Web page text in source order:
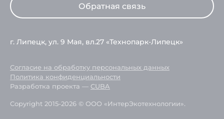
Обратная связь
г. Липецк, ул. 9 Мая, вл.27 «Технопарк-Липецк»
Согласие на обработку персональных данных
Политика конфиденциальности
Разработка проекта — CUBA
Copyright 2015-2026 © ООО «ИнтерЭкотехнологии».